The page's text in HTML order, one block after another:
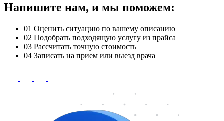
Напишите нам, и мы поможем:
01 Оценить ситуацию по вашему описанию
02 Подобрать подходящую услугу из прайса
03 Рассчитать точную стоимость
04 Записать на прием или выезд врача